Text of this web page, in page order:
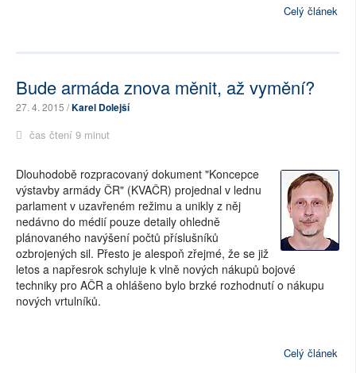
Celý článek
Bude armáda znova měnit, až vymění?
27. 4. 2015 /Karel Dolejší
čas čtení 9 minut
Dlouhodobě rozpracovaný dokument "Koncepce
výstavby armády ČR" (KVAČR) projednal v lednu
parlament v uzavřeném režimu a unikly z něj
nedávno do médií pouze detaily ohledně
plánovaného navýšení počtů příslušníků
ozbrojených sil. Přesto je alespoň zřejmé, že se již
letos a napřesrok schyluje k vlně nových nákupů bojové
techniky pro AČR a ohlášeno bylo brzké rozhodnutí o nákupu
nových vrtulníků.
Celý článek